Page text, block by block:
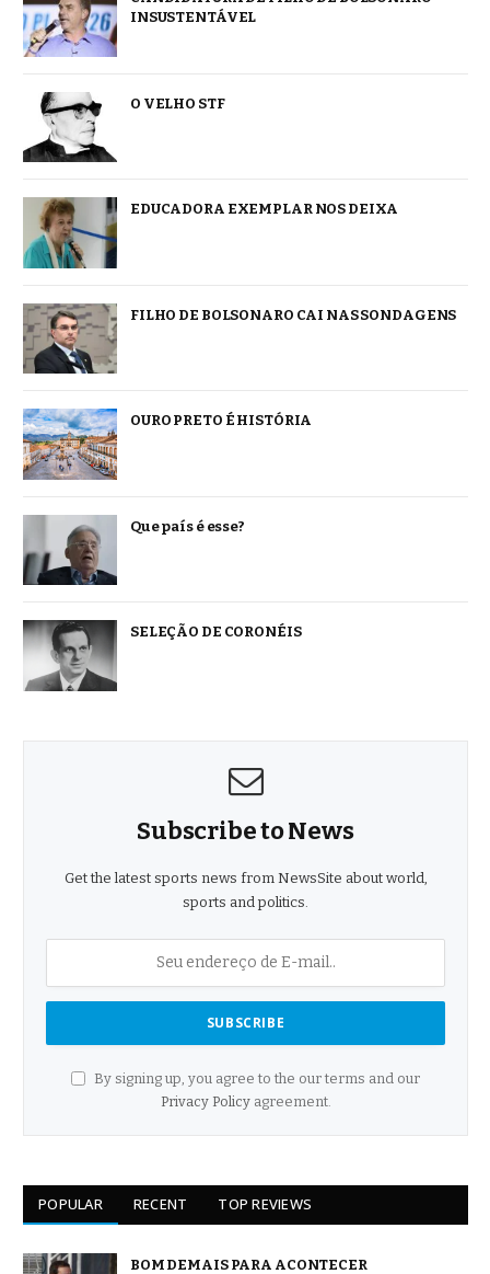
INSUSTENTÁVEL
O VELHO STF
EDUCADORA EXEMPLAR NOS DEIXA
FILHO DE BOLSONARO CAI NAS SONDAGENS
OURO PRETO É HISTÓRIA
Que país é esse?
SELEÇÃO DE CORONÉIS
Subscribe to News
Get the latest sports news from NewsSite about world,
sports and politics.
By signing up, you agree to the our terms and our
Privacy Policyagreement.
POPULAR RECENT TOP REVIEWS
BOM DEMAIS PARA ACONTECER